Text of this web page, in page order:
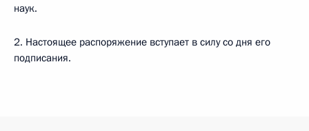
наук.
2. Настоящее распоряжение вступает в силу со дня его
подписания.